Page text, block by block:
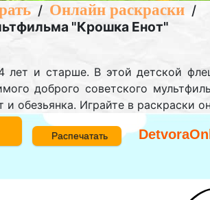
/ Онлайн раскраски /
"Крошка Енот"
лет и старше. В этой детской
доброго советского
обезьянка. Играйте в раскраски
Распечатать